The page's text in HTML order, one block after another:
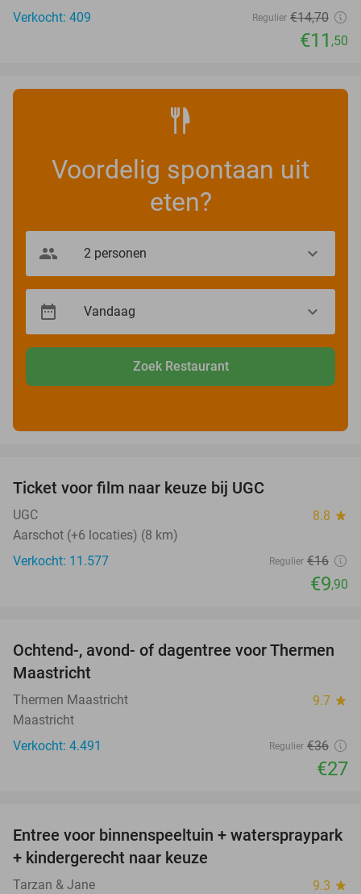
Verkocht: 409
Regulier €14,70
€11 ,50
Voordelig spontaan uit
eten?
Zoek Restaurant
Ticket voor film naar keuze bij UGC
UGC 8.8 star
Aarschot (+6 locaties) (8 km)
Verkocht: 11.577
Regulier €16
€9,90
25%
Ochtend-, avond- of dagentree voor Thermen
Maastricht
Thermen Maastricht 9.7 star
Maastricht
Verkocht: 4.491
Regulier €36
€27
40%
Entree voor binnenspeeltuin + waterspraypark
+ kindergerecht naar keuze
Tarzan & Jane 9.3 star